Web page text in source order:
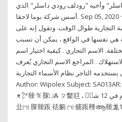
وأخيه "رودلف رودي داسلر" الذي
أسس شركة بوما لاحقا. Sep 05, 2020 · تقول Howell أنها تحصل على
التجارية طوال الوقت. وتقول إنه على
هي نفسها في الواقع ، يمكن أن تسبب
الاسم التجاري . كيفية اختيار اسم
. المراجع الاسم التجاري يُعرف
يستخدمه التاجر نظام الأسماء التجارية
Author: Wipolex Subject: SA013AR: الأسماء التجاريٜ⤀㨀 䘆㠆 䔀 䐆
⌆㌆䔆 ℀ 䐆⨆Ⰶ ㄆ䨆尩 ، المرسوم الملكي رقم15/م في 12 شعٜ⠆ 䘀 ㄀